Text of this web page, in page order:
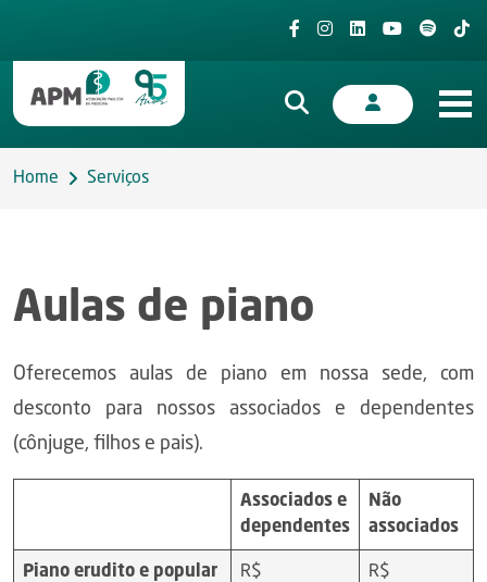
Home Serviços
Aulas de piano
Oferecemos aulas de piano em nossa sede, com
desconto para nossos associados e dependentes
(cônjuge, filhos e pais).
Associados e
dependentes
Não
associados
Piano erudito e popular
R$
R$